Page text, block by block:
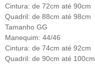
Cintura: de 72cm até 90cm
Quadril: de 88cm até 98cm
Tamanho GG
Manequim: 44/46
Cintura: de 74cm até 92cm
Quadril: de 90cm até 100cm